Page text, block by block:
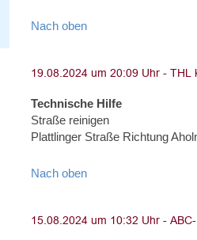
Nach oben
Technische Hilfe
Straße reinigen
Plattlinger Straße Richtung
Nach oben